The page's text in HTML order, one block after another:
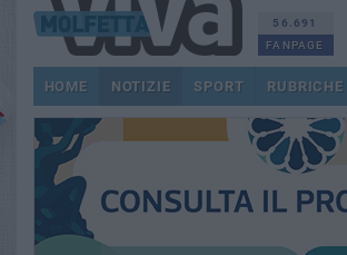
56.691
FANPAGE
HOME NOTIZIE SPORT RUBRICHE